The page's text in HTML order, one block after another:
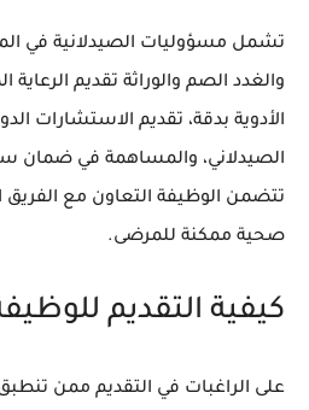
تشمل مسؤوليات الصيدلانية في
والغدد الصم والوراثة تقديم
الأدوية بدقة، تقديم الاستشارات
الصيدلاني، والمساهمة في ضمان
تتضمن الوظيفة التعاون مع
صحية ممكنة للمرضى.
كيفية التقديم
على الراغبات في التقديم ممن